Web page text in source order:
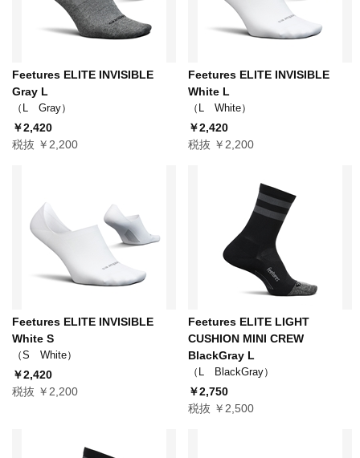
Feetures ELITE INVISIBLE
Gray L
（L Gray）
￥2,420
税抜 ￥2,200
Feetures ELITE INVISIBLE
White L
（L White）
￥2,420
税抜 ￥2,200
Feetures ELITE INVISIBLE
White S
（S White）
￥2,420
税抜 ￥2,200
Feetures ELITE LIGHT
CUSHION MINI CREW
BlackGray L
（L BlackGray）
￥2,750
税抜 ￥2,500